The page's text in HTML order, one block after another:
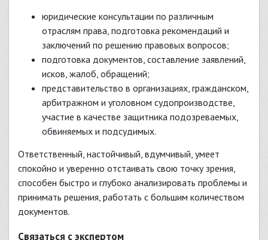
юридические консультации по различным
отраслям права, подготовка рекомендаций и
заключений по решению правовых вопросов;
подготовка документов, составление заявлений,
исков, жалоб, обращений;
представительство в организациях, гражданском,
арбитражном и уголовном судопроизводстве,
участие в качестве защитника подозреваемых,
обвиняемых и подсудимых.
Ответственный, настойчивый, вдумчивый, умеет
спокойно и уверенно отстаивать свою точку зрения,
способен быстро и глубоко анализировать проблемы и
принимать решения, работать с большим количеством
документов.
Связаться с экспертом